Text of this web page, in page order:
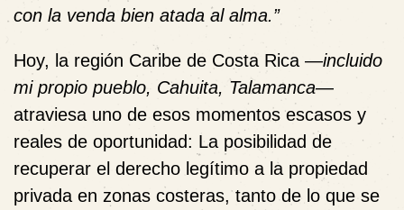
con la venda bien atada al alma.”
Hoy, la región Caribe de Costa Rica —incluido
mi propio pueblo, Cahuita, Talamanca—
atraviesa uno de esos momentos escasos y
reales de oportunidad: La posibilidad de
recuperar el derecho legítimo a la propiedad
privada en zonas costeras,tanto de lo que se